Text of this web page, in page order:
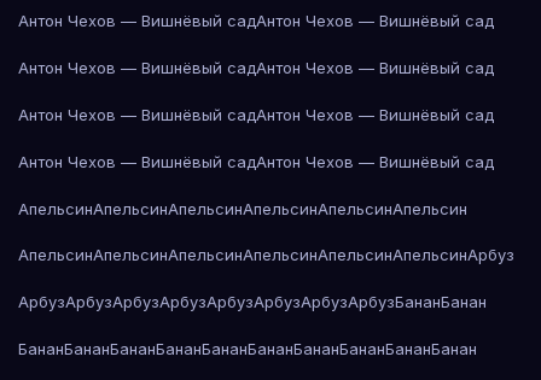
Антон Чехов — Вишнёвый садАнтон Чехов — Вишнёвый сад
Антон Чехов — Вишнёвый садАнтон Чехов — Вишнёвый сад
Антон Чехов — Вишнёвый садАнтон Чехов — Вишнёвый сад
Антон Чехов — Вишнёвый садАнтон Чехов — Вишнёвый сад
АпельсинАпельсинАпельсинАпельсинАпельсинАпельсин
АпельсинАпельсинАпельсинАпельсинАпельсинАпельсинАрбуз
АрбузАрбузАрбузАрбузАрбузАрбузАрбузАрбузБананБанан
БананБананБананБананБананБананБананБананБананБанан